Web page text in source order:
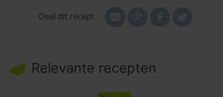
Deel dit recept
Relevante recepten